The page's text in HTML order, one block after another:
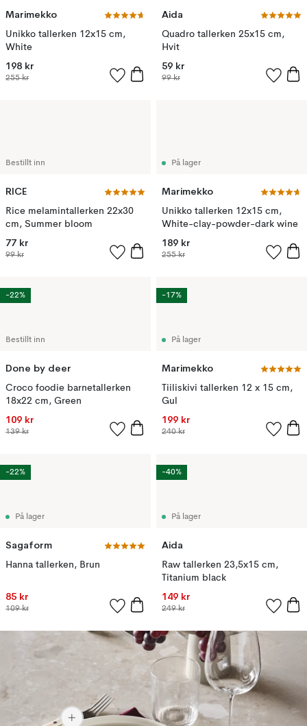
Marimekko
Unikko tallerken 12x15 cm,
White
198 kr
255 kr
Aida
Quadro tallerken 25x15 cm,
Hvit
59 kr
99 kr
Bestillt inn
RICE
Rice melamintallerken 22x30
cm, Summer bloom
77 kr
99 kr
På lager
Marimekko
Unikko tallerken 12x15 cm,
White-clay-powder-dark wine
189 kr
255 kr
Bestillt inn
Done by deer
Croco foodie barnetallerken
18x22 cm, Green
109 kr
139 kr
-22%
På lager
Marimekko
Tiiliskivi tallerken 12 x 15 cm,
Gul
199 kr
240 kr
-17%
På lager
Sagaform
Hanna tallerken, Brun
85 kr
109 kr
-22%
På lager
Aida
Raw tallerken 23,5x15 cm,
Titanium black
149 kr
249 kr
-40%
132 kr 683 kr
2 266 kr
168 kr